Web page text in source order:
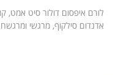
לורם איפסום דולור סיט אמט,
אדנדום סילקוף, מרגשי